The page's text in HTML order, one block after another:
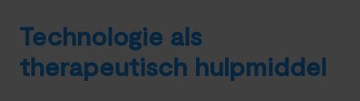
Technologie als
therapeutisch hulpmiddel